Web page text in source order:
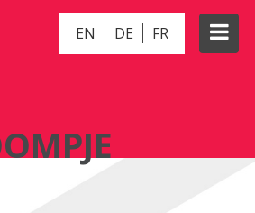
EN DE FR